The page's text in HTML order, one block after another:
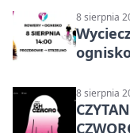
8 sierpnia
8 sierpnia